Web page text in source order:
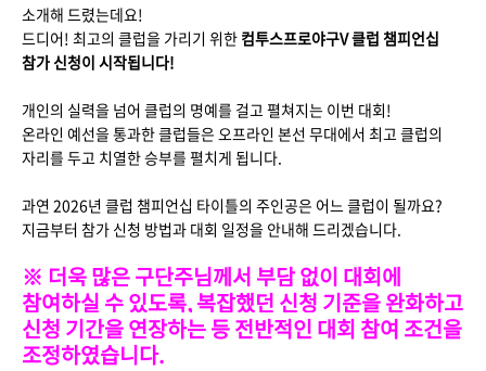
소개해 드렸는데요!
드디어! 최고의 클럽을 가리기 위한 컴투스프로야구V 클럽 챔피언십
참가 신청이 시작됩니다!
개인의 실력을 넘어 클럽의 명예를 걸고 펼쳐지는 이번 대회!
온라인 예선을 통과한 클럽들은 오프라인 본선 무대에서 최고 클럽의
자리를 두고 치열한 승부를 펼치게 됩니다.
과연 2026년 클럽 챔피언십 타이틀의 주인공은 어느 클럽이 될까요?
지금부터 참가 신청 방법과 대회 일정을 안내해 드리겠습니다.
※ 더욱 많은 구단주님께서 부담 없이 대회에
참여하실 수 있도록, 복잡했던 신청 기준을 완화하고
신청 기간을 연장하는 등 전반적인 대회 참여 조건을
조정하였습니다.